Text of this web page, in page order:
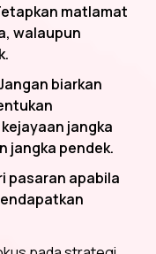
matlamat
walaupun
biarkan
jangka
jangka pendek.
pasaran apabila